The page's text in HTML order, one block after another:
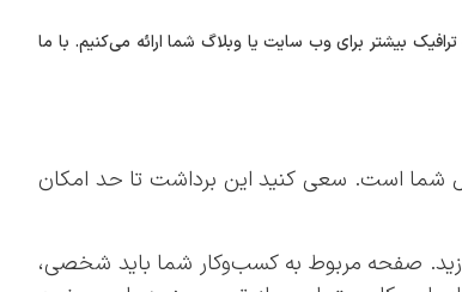
و جذب ترافیک بیشتر برای وب سایت یا وبلاگ شما ارائه می‌کنیم. با ما
شما است. سعی کنید این برداشت تا حد امکان
صفحه مربوط به کسب‌و‌کار شما باید شخصی،